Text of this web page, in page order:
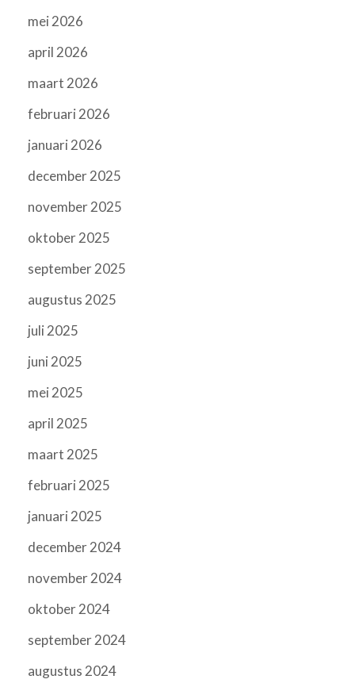
mei 2026
april 2026
maart 2026
februari 2026
januari 2026
december 2025
november 2025
oktober 2025
september 2025
augustus 2025
juli 2025
juni 2025
mei 2025
april 2025
maart 2025
februari 2025
januari 2025
december 2024
november 2024
oktober 2024
september 2024
augustus 2024